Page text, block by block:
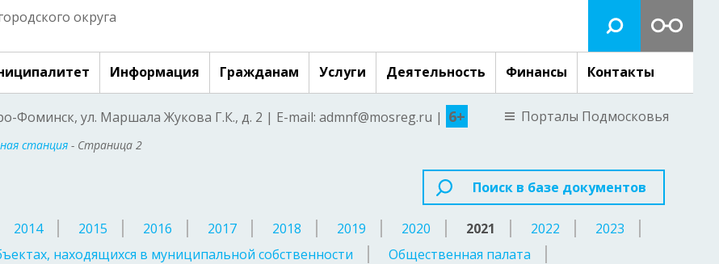
округа
Информация Гражданам Услуги Деятельность Финансы Контакты
Фоминск, ул. Маршала Жукова Г.К., д. 2 | E-mail: admnf@mosreg.ru | 6+ Порталы Подмосковья
станция - Страница 2
Поиск в базе документов
2014 2015 2016 2017 2018 2019 2020 2021 2022
2023
находящихся в муниципальной собственности
Общественная палата